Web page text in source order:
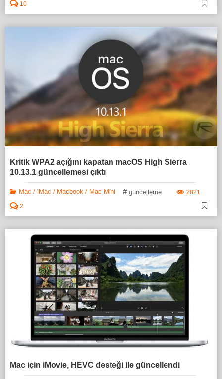
10
Kritik WPA2 açığını kapatan macOS High Sierra
10.13.1 güncellemesi çıktı
Mac / iMac / Macbook / Mac Mini # güncelleme
2821
2
Mac için iMovie, HEVC desteği ile güncellendi